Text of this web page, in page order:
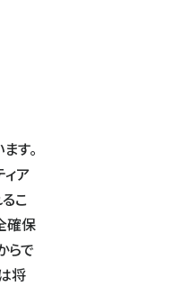
す。
ア
こ
確保
らで
将